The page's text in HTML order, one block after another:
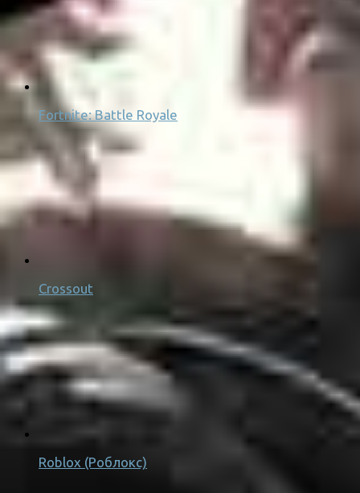
Fortnite: Battle Royale
Crossout
Roblox (Роблокс)